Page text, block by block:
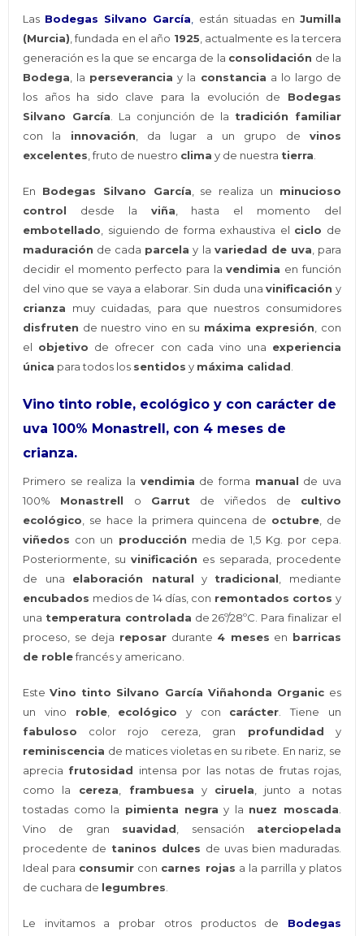
Las Bodegas Silvano García, están situadas en Jumilla
(Murcia), fundada en el año 1925, actualmente es la tercera
generación es la que se encarga de la consolidación de la
Bodega, la perseverancia y la constancia a lo largo de
los años ha sido clave para la evolución de Bodegas
Silvano García. La conjunción de la tradición familiar
con la innovación, da lugar a un grupo de vinos
excelentes, fruto de nuestro clima y de nuestra tierra.
En Bodegas Silvano García, se realiza un minucioso
control desde la viña, hasta el momento del
embotellado, siguiendo de forma exhaustiva el ciclo de
maduración de cada parcela y la variedad de uva, para
decidir el momento perfecto para lavendimia en función
del vino que se vaya a elaborar. Sin duda unavinificación y
crianza muy cuidadas, para que nuestros consumidores
disfruten de nuestro vino en su máxima expresión, con
el objetivo de ofrecer con cada vino una experiencia
única para todos los sentidos y máxima calidad.
Vino tinto roble, ecológico y con carácter de
uva 100% Monastrell, con 4 meses de
crianza.
Primero se realiza la vendimia de forma manual de uva
100% Monastrell o Garrutde viñedos de cultivo
ecológico, se hace la primera quincena de octubre, de
viñedos con un producción media de 1,5 Kg. por cepa.
Posteriormente, suvinificación es separada, procedente
de una elaboración natural y tradicional, mediante
encubados medios de 14 días, con remontados cortos y
una temperatura controlada de 26º/28ºC. Para finalizar el
proceso, se deja reposardurante 4 meses en barricas
de roblefrancés y americano.
EsteVino tinto Silvano García Viñahonda Organic es
un vino roble, ecológico y con carácter. Tiene un
fabuloso color rojo cereza, gran profundidad y
reminiscencia de matices violetas en su ribete. En nariz, se
aprecia frutosidad intensa por las notas de frutas rojas,
como la cereza, frambuesa y ciruela, junto a notas
tostadas como la pimienta negra y la nuez moscada.
Vino de gran suavidad, sensación aterciopelada
procedente de taninos dulces de uvas bien maduradas.
Ideal para consumir con carnes rojas a la parrilla y platos
de cuchara de legumbres.
Le invitamos a probar otros productos de Bodegas